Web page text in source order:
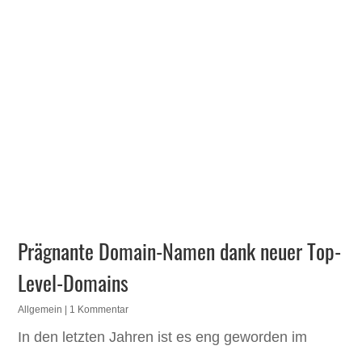
Prägnante Domain-Namen dank neuer Top-
Level-Domains
Allgemein | 1 Kommentar
In den letzten Jahren ist es eng geworden im